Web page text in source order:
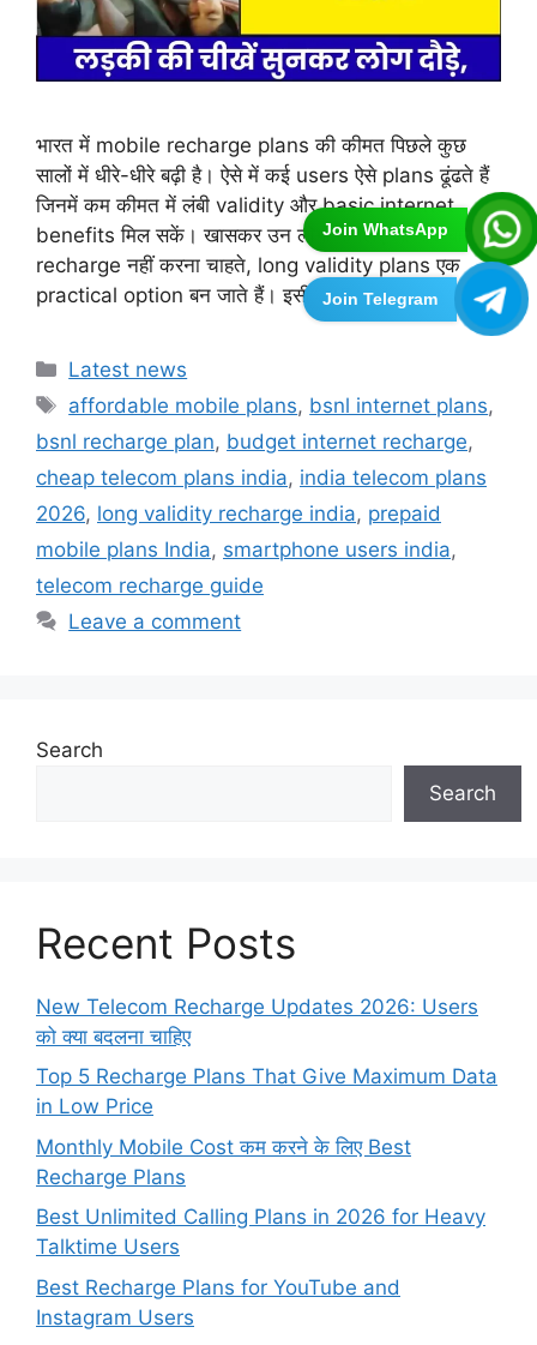
Join WhatsApp
Join Telegram
भारत में mobile recharge plans की कीमत पिछले कुछ
सालों में धीरे-धीरे बढ़ी है। ऐसे में कई users ऐसे plans ढूंढते हैं
जिनमें कम कीमत में लंबी validity और basic internet
benefits मिल सकें। खासकर उन लोगों के लिए जो बार-बार
recharge नहीं करना चाहते, long validity plans एक
practical option बन जाते हैं। इसी …Read more
Categories
Latest news
Tags
affordable mobile plans, bsnl internet plans,
bsnl recharge plan, budget internet recharge,
cheap telecom plans india, india telecom plans
2026, long validity recharge india, prepaid
mobile plans India, smartphone users india,
telecom recharge guide
Leave a comment
Search
Search
Recent Posts
New Telecom Recharge Updates 2026: Users
को क्या बदलना चाहिए
Top 5 Recharge Plans That Give Maximum Data
in Low Price
Monthly Mobile Cost कम करने के लिए Best
Recharge Plans
Best Unlimited Calling Plans in 2026 for Heavy
Talktime Users
Best Recharge Plans for YouTube and
Instagram Users